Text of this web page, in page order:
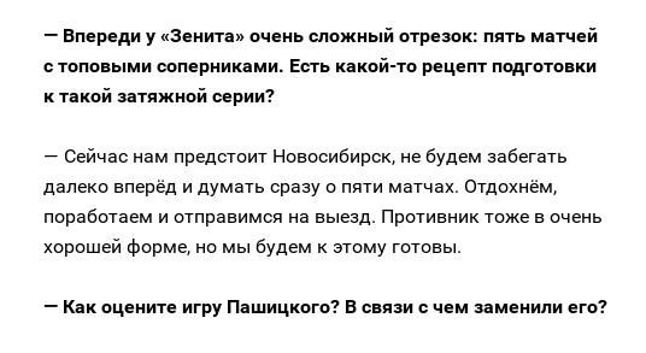
— Впереди у «Зенита» очень сложный отрезок: пять матчей
с топовыми соперниками. Есть какой-то рецепт подготовки
к такой затяжной серии?
— Сейчас нам предстоит Новосибирск, не будем забегать
далеко вперёд и думать сразу о пяти матчах. Отдохнём,
поработаем и отправимся на выезд. Противник тоже в очень
хорошей форме, но мы будем к этому готовы.
— Как оцените игру Пашицкого? В связи с чем заменили его?